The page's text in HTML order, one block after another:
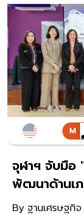
จุฬาฯ จับมือ
พัฒนาด้านเ
By ฐานเศรษฐกิจ